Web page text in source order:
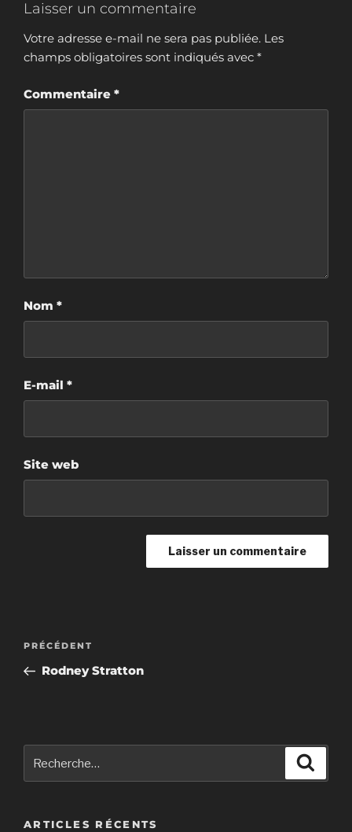
Laisser un commentaire
Votre adresse e-mail ne sera pas publiée. Les
champs obligatoires sont indiqués avec *
Commentaire *
Nom *
E-mail *
Site web
Navigation
l’article
Article
précédent
PRÉCÉDENT
Rodney Stratton
pour
ARTICLES RÉCENTS